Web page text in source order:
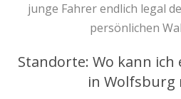
junge Fahrer endlich legal
persönlichen
Standorte: Wo kann
in Wolfsburg